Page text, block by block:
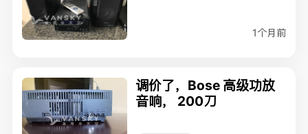
1个月前
调价了，Bose 高级功放
音响， 200刀